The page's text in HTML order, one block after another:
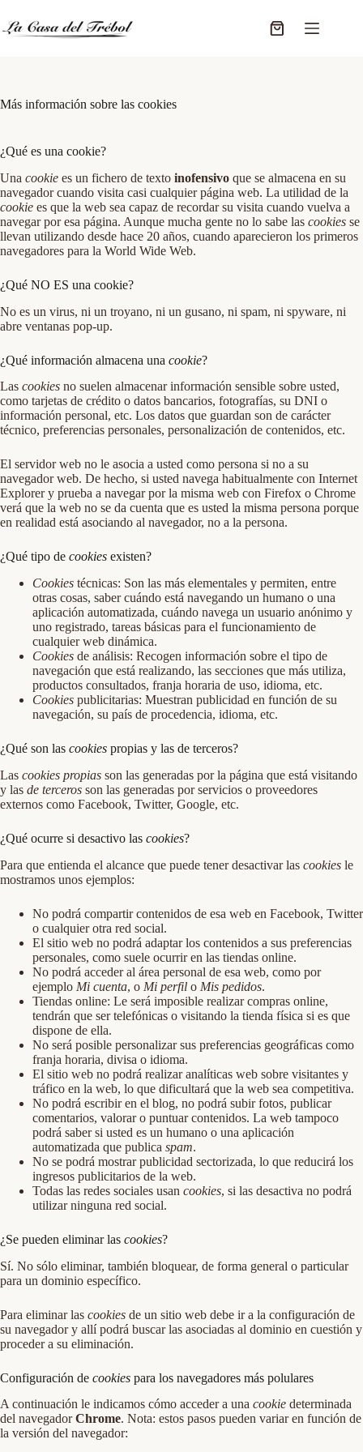
contenido
Carro
Más información sobre las cookies
¿Qué es una cookie?
Una cookie es un fichero de texto inofensivo que se almacena en su
navegador cuando visita casi cualquier página web. La utilidad de la
cookie es que la web sea capaz de recordar su visita cuando vuelva a
navegar por esa página. Aunque mucha gente no lo sabe las cookies se
llevan utilizando desde hace 20 años, cuando aparecieron los primeros
navegadores para la World Wide Web.
¿Qué NO ES una cookie?
No es un virus, ni un troyano, ni un gusano, ni spam, ni spyware, ni
abre ventanas pop-up.
¿Qué información almacena una cookie?
Las cookies no suelen almacenar información sensible sobre usted,
como tarjetas de crédito o datos bancarios, fotografías, su DNI o
información personal, etc. Los datos que guardan son de carácter
técnico, preferencias personales, personalización de contenidos, etc.
El servidor web no le asocia a usted como persona si no a su
navegador web. De hecho, si usted navega habitualmente con Internet
Explorer y prueba a navegar por la misma web con Firefox o Chrome
verá que la web no se da cuenta que es usted la misma persona porque
en realidad está asociando al navegador, no a la persona.
¿Qué tipo de cookies existen?
Cookies técnicas: Son las más elementales y permiten, entre
otras cosas, saber cuándo está navegando un humano o una
aplicación automatizada, cuándo navega un usuario anónimo y
uno registrado, tareas básicas para el funcionamiento de
cualquier web dinámica.
Cookies de análisis: Recogen información sobre el tipo de
navegación que está realizando, las secciones que más utiliza,
productos consultados, franja horaria de uso, idioma, etc.
Cookies publicitarias: Muestran publicidad en función de su
navegación, su país de procedencia, idioma, etc.
¿Qué son las cookies propias y las de terceros?
Las cookies propias son las generadas por la página que está visitando
y las de terceros son las generadas por servicios o proveedores
externos como Facebook, Twitter, Google, etc.
¿Qué ocurre si desactivo las cookies?
Para que entienda el alcance que puede tener desactivar las cookies le
mostramos unos ejemplos:
No podrá compartir contenidos de esa web en Facebook, Twitter
o cualquier otra red social.
El sitio web no podrá adaptar los contenidos a sus preferencias
personales, como suele ocurrir en las tiendas online.
No podrá acceder al área personal de esa web, como por
ejemplo Mi cuenta, o Mi perfil o Mis pedidos.
Tiendas online: Le será imposible realizar compras online,
tendrán que ser telefónicas o visitando la tienda física si es que
dispone de ella.
No será posible personalizar sus preferencias geográficas como
franja horaria, divisa o idioma.
El sitio web no podrá realizar analíticas web sobre visitantes y
tráfico en la web, lo que dificultará que la web sea competitiva.
No podrá escribir en el blog, no podrá subir fotos, publicar
comentarios, valorar o puntuar contenidos. La web tampoco
podrá saber si usted es un humano o una aplicación
automatizada que publica spam.
No se podrá mostrar publicidad sectorizada, lo que reducirá los
ingresos publicitarios de la web.
Todas las redes sociales usan cookies, si las desactiva no podrá
utilizar ninguna red social.
¿Se pueden eliminar las cookies?
Sí. No sólo eliminar, también bloquear, de forma general o particular
para un dominio específico.
Para eliminar las cookies de un sitio web debe ir a la configuración de
su navegador y allí podrá buscar las asociadas al dominio en cuestión y
proceder a su eliminación.
Configuración de cookies para los navegadores más polulares
A continuación le indicamos cómo acceder a una cookie determinada
del navegadorChrome. Nota: estos pasos pueden variar en función de
la versión del navegador: